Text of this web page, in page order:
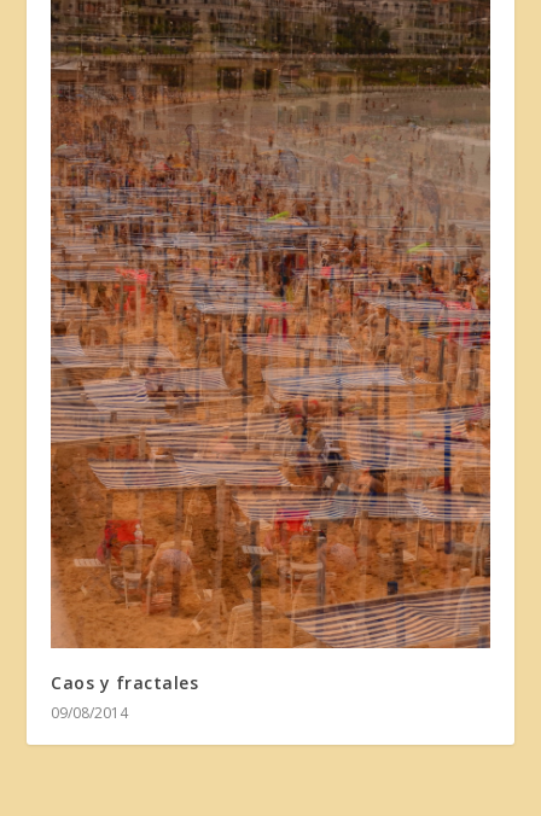
Caos y fractales
09/08/2014